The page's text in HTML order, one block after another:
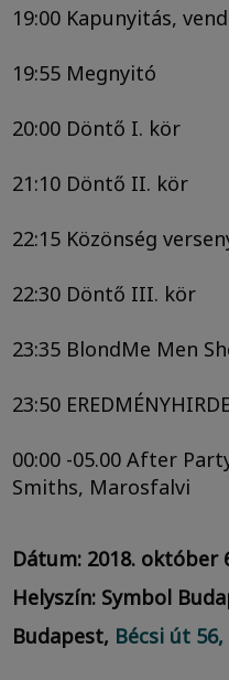
19:00 Kapunyitás,
19:55 Megnyitó
20:00 Döntő I. kör
21:10 Döntő II. kör
22:15 Közönség
22:30 Döntő III. kör
23:35 BlondMe Men
23:50
00:00 -05.00 After
Smiths, Marosfalvi
Dátum: 2018. október
Helyszín: Symbol
Budapest, Bécsi út 56,